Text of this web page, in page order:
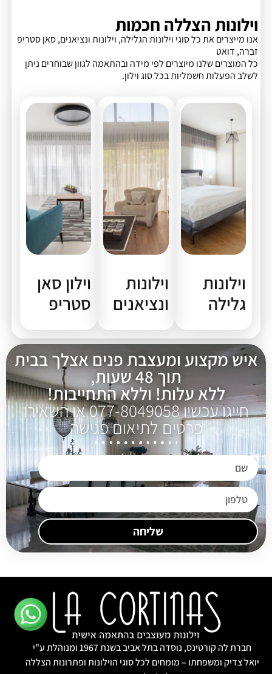
וילונות הצללה חכמות
אנו מייצרים את כל סוגי וילונות הגלילה, וילונות ונציאנים, סאן סטריפ
זברה, דואט
כל המוצרים שלנו מיוצרים לפי מידה ובהתאמה לגוון שבוחרים ניתן
לשלב הפעלות חשמליות בכל סוג וילון.
וילונות
גלילה
וילונות
ונציאנים
וילון סאן
סטריפ
איש מקצוע ומעצבת פנים אצלך בבית
תוך 48 שעות,
ללא עלות! וללא התחייבות!
חייגו עכשיו 077-8049058 או השאירו
פרטים לתיאום פגישה
שליחה
חברת לה קורטינס, נוסדה בתל אביב בשנת 1967 ומנוהלת ע"י
יואל צדיק ומשפחתו – מומחים לכל סוגי הוילונות ופתרונות הצללה